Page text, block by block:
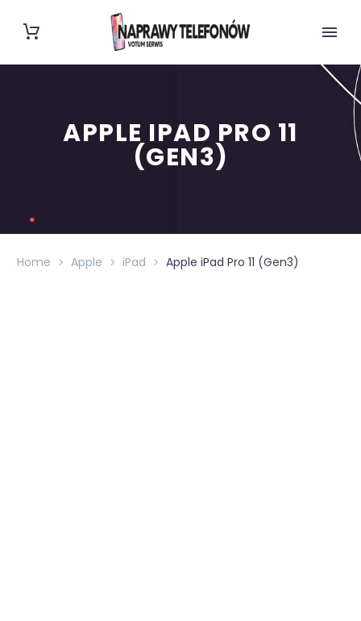
APPLE IPAD PRO 11
(GEN3)
Home Apple iPad Apple iPad Pro 11 (Gen3)